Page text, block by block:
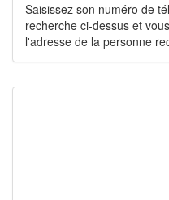
Saisissez son numéro de
recherche ci-dessus et
l'adresse de la personne